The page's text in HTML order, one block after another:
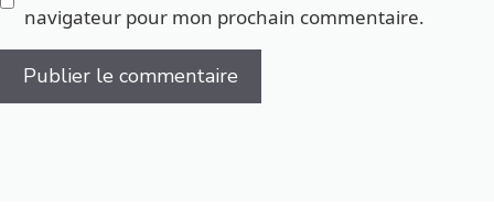
navigateur pour mon prochain commentaire.